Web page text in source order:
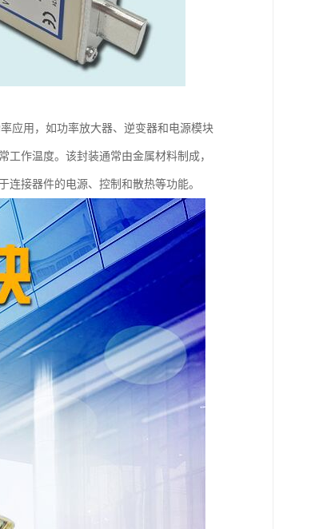
应用，如功率放大器、逆变器和电源模块
工作温度。该封装通常由金属材料制成，
连接器件的电源、控制和散热等功能。